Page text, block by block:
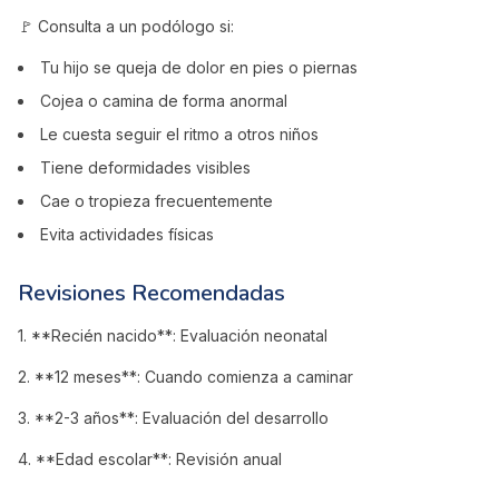
🚩 Consulta a un podólogo si:
Tu hijo se queja de dolor en pies o piernas
Cojea o camina de forma anormal
Le cuesta seguir el ritmo a otros niños
Tiene deformidades visibles
Cae o tropieza frecuentemente
Evita actividades físicas
Revisiones Recomendadas
1. **Recién nacido**: Evaluación neonatal
2. **12 meses**: Cuando comienza a caminar
3. **2-3 años**: Evaluación del desarrollo
4. **Edad escolar**: Revisión anual